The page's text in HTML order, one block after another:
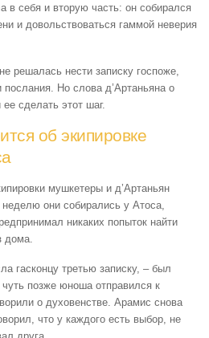
в себя и вторую часть: он собирался
и довольствоваться гаммой неверия
решалась нести записку госпоже,
послания. Но слова д’Артаньяна о
сделать этот шаг.
об экипировке
мушкетеры и д’Артаньян
они собирались у Атоса,
никаких попыток найти
дома.
гасконцу третью записку, – был
позже юноша отправился к
о духовенстве. Арамис снова
что у каждого есть выбор, не